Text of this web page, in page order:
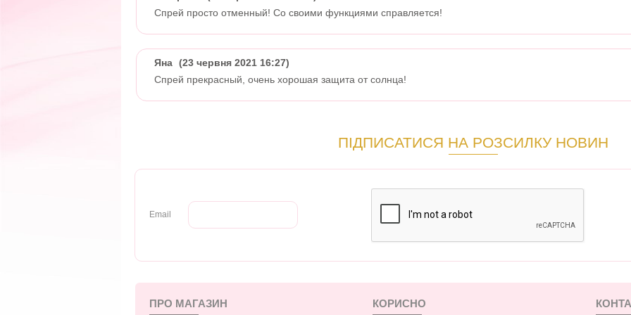
Спрей просто отменный! Со своими функциями справляется!
Яна (23 червня 2021 16:27)
Спрей прекрасный, очень хорошая защита от солнца!
ПІДПИСАТИСЯ НА РОЗСИЛКУ НОВИН
Email
ПРО МАГАЗИН КОРИСНО